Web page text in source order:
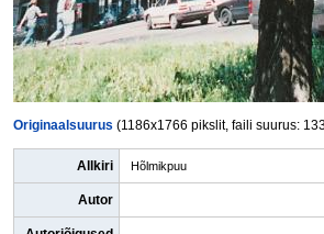
Originaalsuurus (1186x1766 pikslit, faili suurus:
Allkiri Hõlmikpuu
Autor